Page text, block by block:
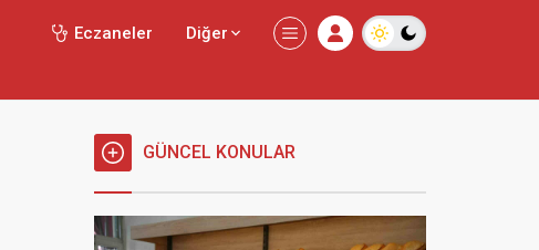
Eczaneler Diğer
GÜNCEL KONULAR